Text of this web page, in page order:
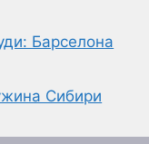
Барселона
Сибири